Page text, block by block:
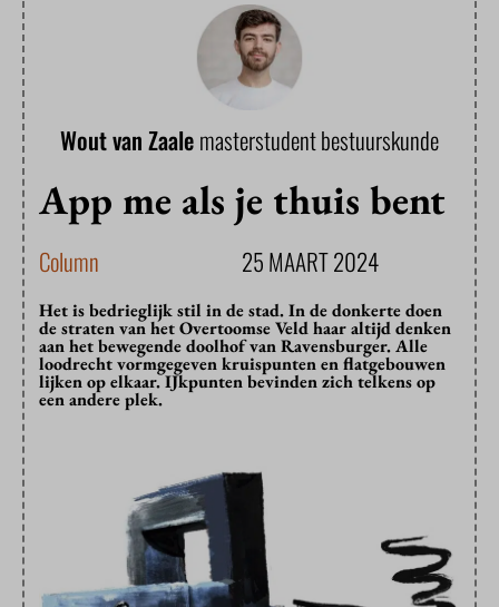
Wout van Zaalemasterstudent bestuurskunde
App me als je thuis bent
Column 25 MAART 2024
Het is bedrieglijk stil in de stad. In de donkerte doen
de straten van het Overtoomse Veld haar altijd denken
aan het bewegende doolhof van Ravensburger. Alle
loodrecht vormgegeven kruispunten en flatgebouwen
lijken op elkaar. IJkpunten bevinden zich telkens op
een andere plek.